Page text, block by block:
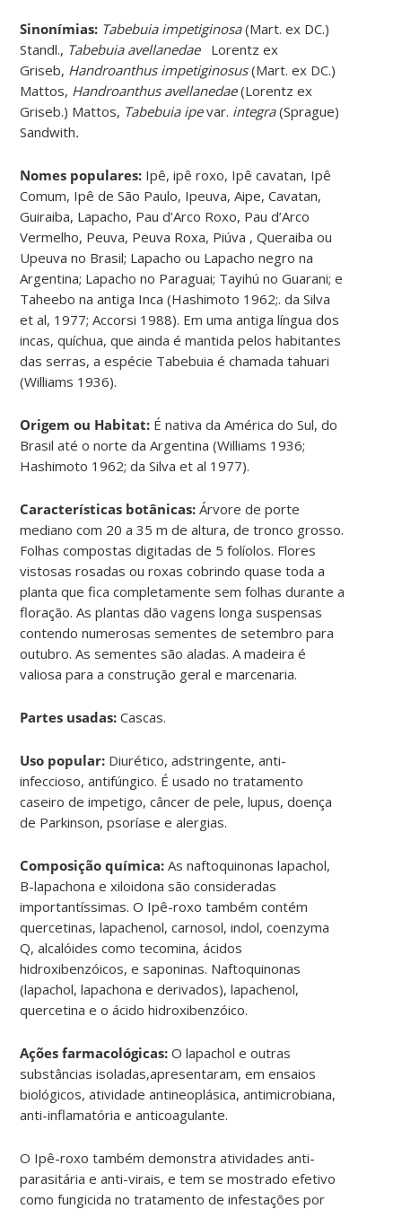
Sinonímias: Tabebuia impetiginosa(Mart. ex DC.)
Standl., Tabebuia avellanedaeLorentz ex
Griseb, Handroanthus impetiginosus(Mart. ex DC.)
Mattos, Handroanthus avellanedae(Lorentz ex
Griseb.) Mattos, Tabebuia ipevar. integra(Sprague)
Sandwith.
Nomes populares: Ipê, ipê roxo, Ipê cavatan, Ipê
Comum, Ipê de São Paulo, Ipeuva, Aipe, Cavatan,
Guiraiba, Lapacho, Pau d’Arco Roxo, Pau d’Arco
Vermelho, Peuva, Peuva Roxa, Piúva , Queraiba ou
Upeuva no Brasil; Lapacho ou Lapacho negro na
Argentina; Lapacho no Paraguai; Tayihú no Guarani; e
Taheebo na antiga Inca (Hashimoto 1962;. da Silva
et al, 1977; Accorsi 1988). Em uma antiga língua dos
incas, quíchua, que ainda é mantida pelos habitantes
das serras, a espécie Tabebuia é chamada tahuari
(Williams 1936).
Origem ou Habitat: É nativa da América do Sul, do
Brasil até o norte da Argentina (Williams 1936;
Hashimoto 1962; da Silva et al 1977).
Características botânicas:Árvore de porte
mediano com 20 a 35 m de altura, de tronco grosso.
Folhas compostas digitadas de 5 folíolos. Flores
vistosas rosadas ou roxas cobrindo quase toda a
planta que fica completamente sem folhas durante a
floração. As plantas dão vagens longa suspensas
contendo numerosas sementes de setembro para
outubro. As sementes são aladas. A madeira é
valiosa para a construção geral e marcenaria.
Partes usadas: Cascas.
Uso popular: Diurético, adstringente, anti-
infeccioso, antifúngico. É usado no tratamento
caseiro de impetigo, câncer de pele, lupus, doença
de Parkinson, psoríase e alergias.
Composição química:As naftoquinonas lapachol,
B-lapachona e xiloidona são consideradas
importantíssimas. O Ipê-roxo também contém
quercetinas, lapachenol, carnosol, indol, coenzyma
Q, alcalóides como tecomina, ácidos
hidroxibenzóicos, e saponinas. Naftoquinonas
(lapachol, lapachona e derivados), lapachenol,
quercetina e o ácido hidroxibenzóico.
Ações farmacológicas: O lapachol e outras
substâncias isoladas,apresentaram, em ensaios
biológicos, atividade antineoplásica, antimicrobiana,
anti-inflamatória e anticoagulante.
O Ipê-roxo também demonstra atividades anti-
parasitária e anti-virais, e tem se mostrado efetivo
como fungicida no tratamento de infestações por